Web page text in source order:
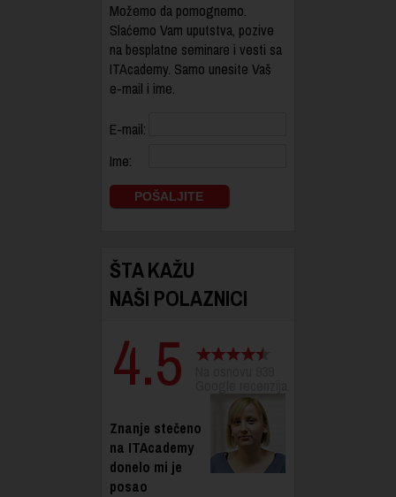
Možemo da pomognemo.
Slaćemo Vam uputstva, pozive
na besplatne seminare i vesti sa
ITAcademy. Samo unesite Vaš
e-mail i ime.
E-mail:
Ime:
ŠTA KAŽU
NAŠI POLAZNICI
4.5
Znanje stečeno
na ITAcademy
donelo mi je
posao